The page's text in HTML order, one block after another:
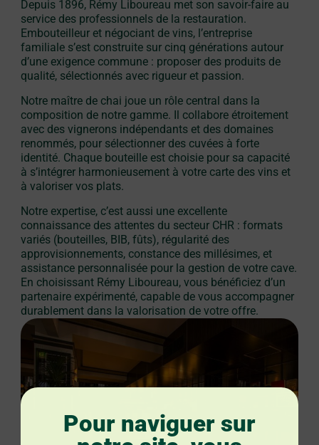
Pour naviguer sur
Depuis 1896, Rémy Liboureau met son savoir-faire au
service des professionnels de la restauration.
Embouteilleur et négociant de vins, l’entreprise
familiale s’est construite sur cinq générations autour
d’une exigence commune : proposer des produits de
qualité, sélectionnés avec rigueur et passion.
Notre maître de chai joue un rôle central dans la
composition de notre gamme. Il collabore étroitement
avec des vignerons indépendants et des domaines
renommés, pour sélectionner des cuvées à forte
identité. Chaque bouteille est choisie pour sa capacité
à s’intégrer harmonieusement à votre carte des vins et
à valoriser vos plats.
Notre expertise, c’est aussi une excellente
connaissance des attentes du secteur CHR : formats
variés (bouteilles, BIB, fûts), régularité des
approvisionnements, constance des millésimes, et
assistance personnalisée pour la gestion de votre cave.
En choisissant Rémy Liboureau, vous bénéficiez d’un
partenaire expérimenté, capable de vous accompagner
durablement dans la valorisation de votre offre.